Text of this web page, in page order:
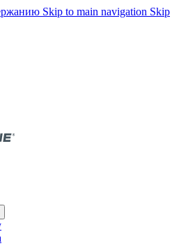
Skip to main navigation Skip